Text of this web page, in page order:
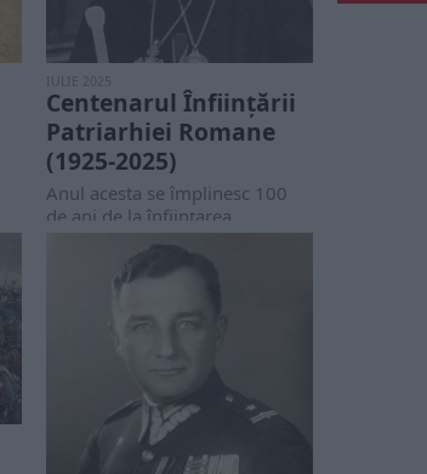
IULIE 2025
Centenarul Înființării
Patriarhiei Romane
(1925-2025)
Anul acesta se împli­nesc 100
de ani de la înființarea
Patriarhiei Române și de la
înscă­unarea primului ei în­
tâistătător, patriarhul Miron